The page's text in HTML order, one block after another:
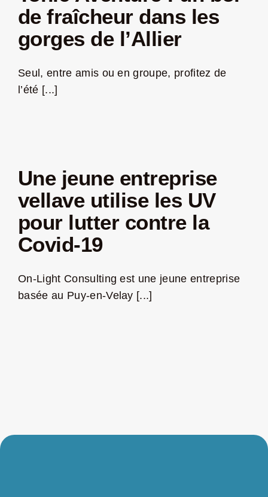
de fraîcheur dans les
gorges de l’Allier
Seul, entre amis ou en groupe, profitez de
l’été [...]
Une jeune entreprise
vellave utilise les UV
pour lutter contre la
Covid-19
On-Light Consulting est une jeune entreprise
basée au Puy-en-Velay [...]